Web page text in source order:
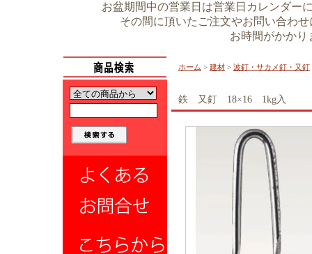
お盆期間中の営業日は営業日カレンダー
その間に頂いたご注文やお問い合わ
お時間がかかり
ホーム > 建材 > 波釘・サカメ釘・又釘
鉄 又釘 18×16 1kg入